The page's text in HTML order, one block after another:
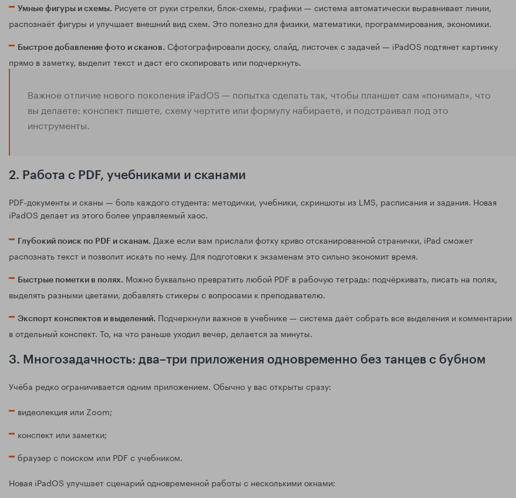
Умные фигуры и схемы. Рисуете от руки стрелки, блок‑схемы, графики — система автоматически выравнивает линии,
распознаёт фигуры и улучшает внешний вид схем. Это полезно для физики, математики, программирования, экономики.
Быстрое добавление фото и сканов. Сфотографировали доску, слайд, листочек с задачей — iPadOS подтянет картинку
прямо в заметку, выделит текст и даст его скопировать или подчеркнуть.
Важное отличие нового поколения iPadOS — попытка сделать так, чтобы планшет сам «понимал», что
вы делаете: конспект пишете, схему чертите или формулу набираете, и подстраивал под это
инструменты.
2. Работа с PDF, учебниками и сканами
PDF‑документы и сканы — боль каждого студента: методички, учебники, скриншоты из LMS, расписания и задания. Новая
iPadOS делает из этого более управляемый хаос.
Глубокий поиск по PDF и сканам. Даже если вам прислали фотку криво отсканированной странички, iPad сможет
распознать текст и позволит искать по нему. Для подготовки к экзаменам это сильно экономит время.
Быстрые пометки в полях. Можно буквально превратить любой PDF в рабочую тетрадь: подчёркивать, писать на полях,
выделять разными цветами, добавлять стикеры с вопросами к преподавателю.
Экспорт конспектов и выделений. Подчеркнули важное в учебнике — система даёт собрать все выделения и комментарии
в отдельный конспект. То, на что раньше уходил вечер, делается за минуты.
3. Многозадачность: два–три приложения одновременно без танцев с бубном
Учёба редко ограничивается одним приложением. Обычно у вас открыты сразу:
видеолекция или Zoom;
конспект или заметки;
браузер с поиском или PDF с учебником.
Новая iPadOS улучшает сценарий одновременной работы с несколькими окнами: